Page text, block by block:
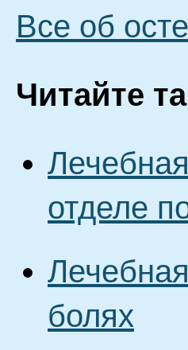
Все об
Читайте
отделе
болях